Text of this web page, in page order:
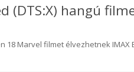
(DTS:X) hangú
Marvel filmet élvezhetnek IMAX